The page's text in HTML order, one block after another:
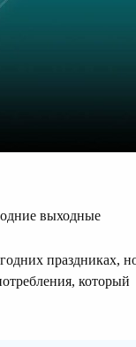
выходные
праздниках,
который